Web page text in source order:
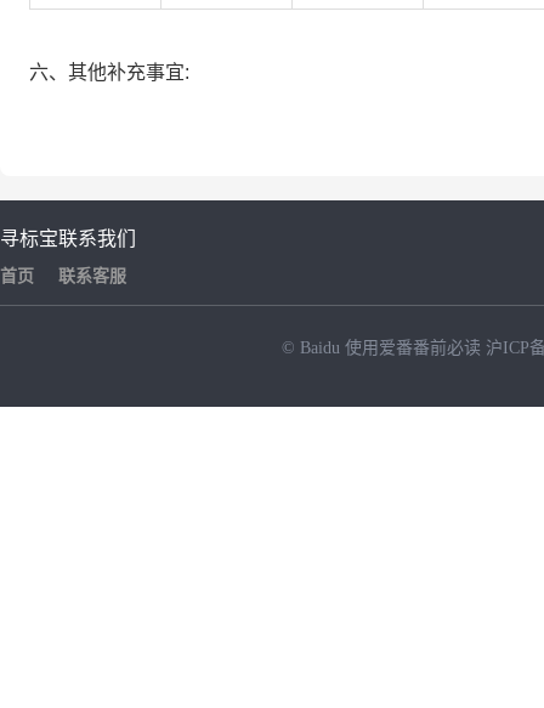
六、其他补充事宜:
寻标宝
首页
联系我们
联系客服
© Baidu 使用爱番番前必读 沪ICP